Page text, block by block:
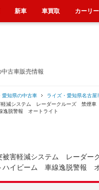
古車販売情報
愛知県の中古車
ライズ・愛知県名古屋
減システム レーダークルーズ 禁煙
脱警報 オートライト
害軽減システム レーダ
イビーム 車線逸脱警報 オ
新車 車買取 カーリ